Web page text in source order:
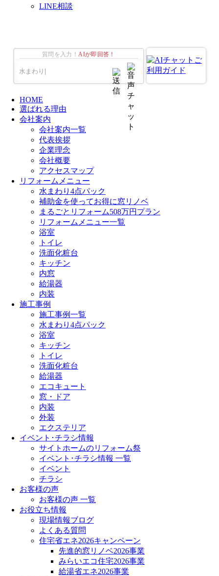
LINE相談
質問を入力！AIが即回答！
HOME
選ばれる理由
会社案内
会社案内一覧
代表挨拶
企業理念
会社概要
アクセスマップ
リフォームメニュー
水まわり4点パック
補助金を使ってお得に窓リノベ
まるごとリフォーム508万円プラン
リフォームメニュー一覧
浴室
トイレ
洗面化粧台
キッチン
内窓
給湯器
内装
施工事例
施工事例一覧
水まわり4点パック
浴室
キッチン
トイレ
洗面化粧台
給湯器
エコキュート
窓・ドア
内装
外装
エクステリア
イベント･チラシ情報
サイトホームのリフォーム祭
イベント･チラシ情報 一覧
イベント
チラシ
お客様の声
お客様の声 一覧
お役立ち情報
現場情報ブログ
よくある質問
住宅省エネ2026キャンペーン
先進的窓リノベ2026事業
みらいエコ住宅2026事業
給湯省エネ2026事業